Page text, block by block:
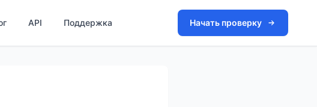
API Поддержка Начать проверку